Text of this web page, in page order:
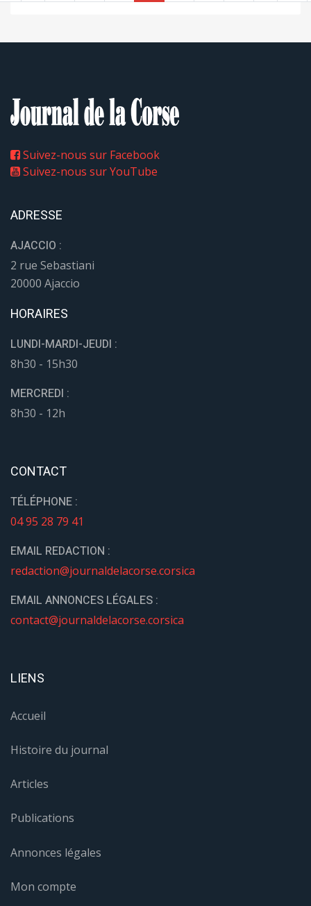
Suivez-nous sur Facebook
Suivez-nous sur YouTube
ADRESSE
AJACCIO :
2 rue Sebastiani
20000 Ajaccio
HORAIRES
LUNDI-MARDI-JEUDI :
8h30 - 15h30
MERCREDI :
8h30 - 12h
CONTACT
TÉLÉPHONE :
04 95 28 79 41
EMAIL REDACTION :
redaction@journaldelacorse.corsica
EMAIL ANNONCES LÉGALES :
contact@journaldelacorse.corsica
LIENS
Accueil
Histoire du journal
Articles
Publications
Annonces légales
Mon compte